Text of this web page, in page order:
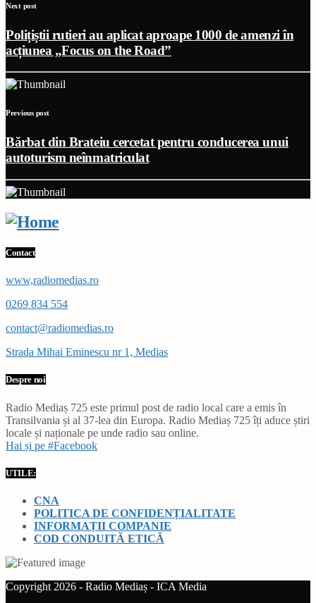
Next post
Polițiștii rutieri au aplicat aproape 1000 de amenzi în
acțiunea „Focus on the Road”
Previous post
Bărbat din Brateiu cercetat pentru conducerea unui
autoturism neînmatriculat
Contact
www,radiomedias.ro
0269 834 554
contact@radiomedias.ro
Strada Mihai Eminescu nr 1, Medias
Despre noi
Radio Mediaș 725 este primul post de radio local care a emis în
Transilvania și al 37-lea din Europa. Radio Mediaș 725 îți aduce știri
locale și naționale pe unde radio sau online.
Hai și pe #Facebook
UTILE:
CNA
POLITICA DE CONFIDENȚIALITATE
INFORMAȚII COMPANIE
COD CONDUITĂ ETICĂ
Copyright 2026 - Radio Mediaș - ICA Media